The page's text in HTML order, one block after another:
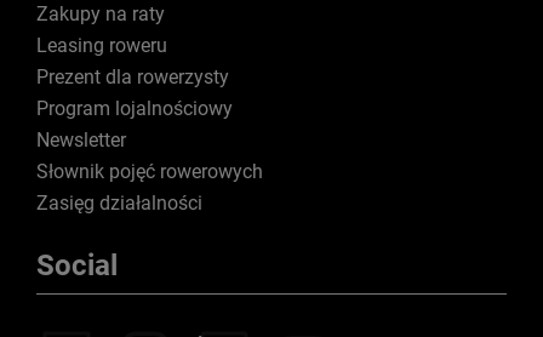
Zakupy na raty
Leasing roweru
Prezent dla rowerzysty
Program lojalnościowy
Newsletter
Słownik pojęć rowerowych
Zasięg działalności
Social